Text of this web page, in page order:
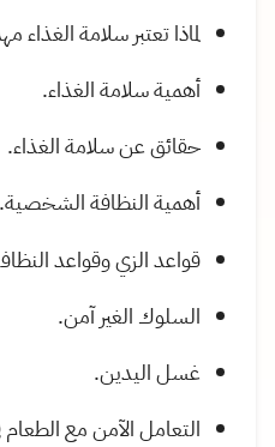
لماذا تعتبر سلامة الغذاء
أهمية سلامة الغذاء.
حقائق عن سلامة الغذاء.
أهمية النظافة الشخصية.
قواعد الزي وقواعد
السلوك الغير آمن.
غسل اليدين.
التعامل الآمن مع الطعام